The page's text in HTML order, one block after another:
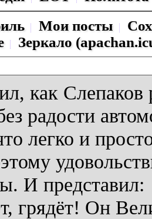
Мои посты
Зеркало
как Слепаков
радости
легко и
И представил:
грядёт! Он